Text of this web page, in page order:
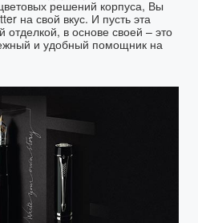
решений корпуса, Вы
на свой вкус. И пусть эта
в основе своей – это
и удобный помощник на